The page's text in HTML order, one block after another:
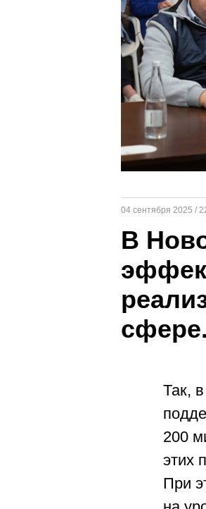
04 сентября 2025 /
В
сфере.
Так,
200
этих
При